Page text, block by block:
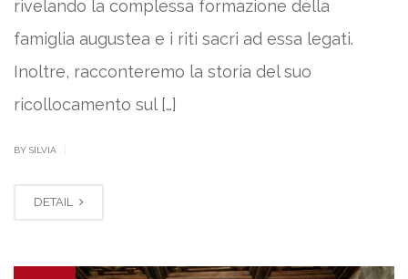
rivelando la complessa formazione della
famiglia augustea e i riti sacri ad essa legati.
Inoltre, racconteremo la storia del suo
ricollocamento sul […]
BY SILVIA
DETAIL